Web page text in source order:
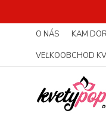
O NÁS KAM
VEĽKOOBCHOD